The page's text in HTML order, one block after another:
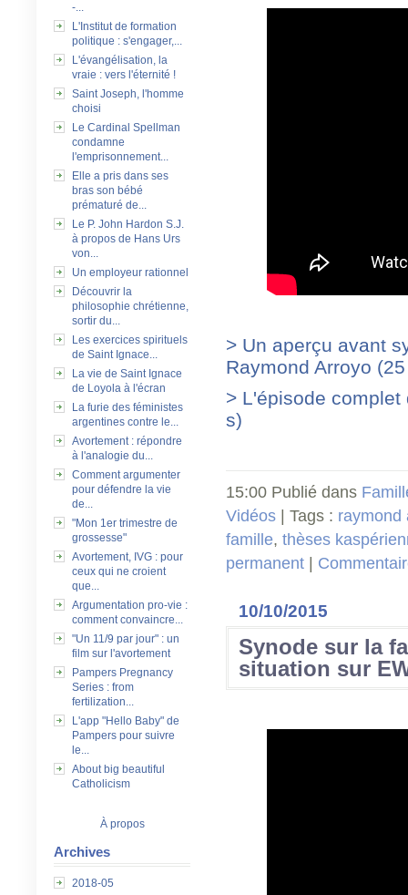
-...
L'Institut de formation
politique : s'engager,...
L'évangélisation, la
vraie : vers l'éternité !
Saint Joseph, l'homme
choisi
Le Cardinal Spellman
condamne
l'emprisonnement...
Elle a pris dans ses
bras son bébé
prématuré de...
Le P. John Hardon S.J.
à propos de Hans Urs
von...
Un employeur rationnel
Découvrir la
philosophie chrétienne,
sortir du...
Les exercices spirituels
de Saint Ignace...
La vie de Saint Ignace
de Loyola à l'écran
La furie des féministes
argentines contre le...
Avortement : répondre
à l'analogie du...
Comment argumenter
pour défendre la vie
de...
"Mon 1er trimestre de
grossesse"
Avortement, IVG : pour
ceux qui ne croient
que...
Argumentation pro-vie :
comment convaincre...
"Un 11/9 par jour" : un
film sur l'avortement
Pampers Pregnancy
Series : from
fertilization...
L'app "Hello Baby" de
Pampers pour suivre
le...
About big beautiful
Catholicism
À propos
Archives
2018-05
> Un aperçu avant
Raymond Arroyo
> L'épisode
s)
15:00 Publié dans
Vidéos | Tags : raymond
famille, thèses
permanent
10/10/2015
Synode sur la
situation sur